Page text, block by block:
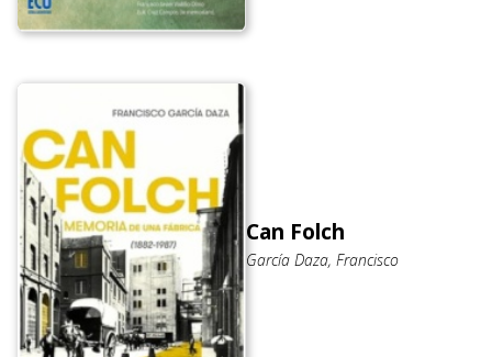
Can Folch
García Daza, Francisco